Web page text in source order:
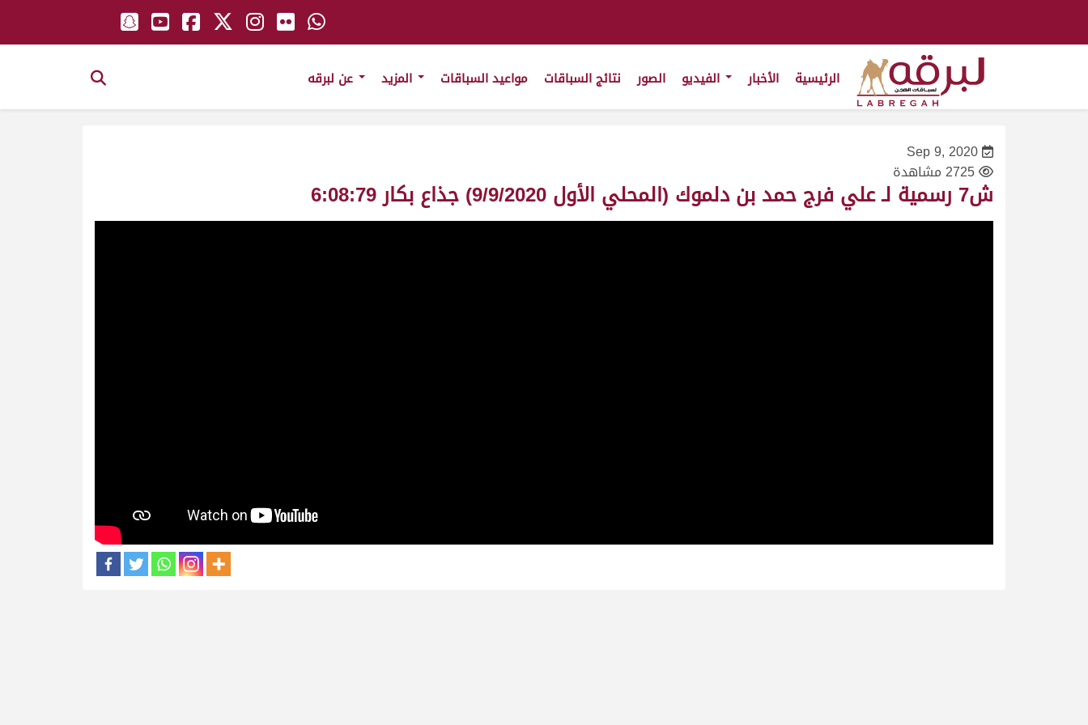
الرئيسية الأخبار الصور نتائج السباقات مواعيد السباقات
Sep 9, 2020
2725 مشاهدة
ش7 رسمية لـ علي فرج حمد بن دلموك (المحلي الأول 9/9/2020) جذاع بكار 6:08:79